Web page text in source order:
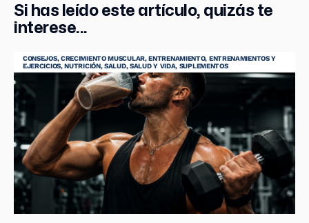
Si has leído este artículo, quizás te
interese...
CONSEJOS,CRECIMIENTO MUSCULAR,ENTRENAMIENTO, ENTRENAMIENTOS Y
EJERCICIOS,NUTRICIÓN,SALUD,SALUD Y VIDA, SUPLEMENTOS